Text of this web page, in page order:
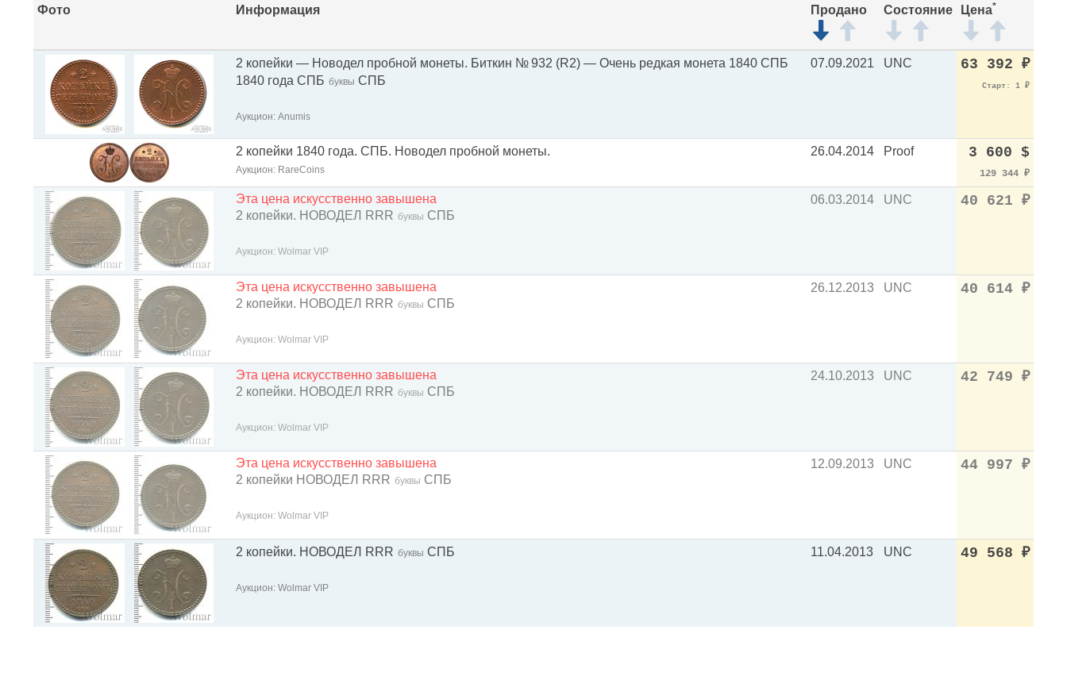
Фото Информация Продано Состояние Цена*
2 копейки — Новодел пробной монеты. Биткин № 932 (R2) — Очень редкая монета 1840 СПБ
1840 года СПБ буквы СПБ
Аукцион: Anumis
07.09.2021 UNC 63 392 ₽
Старт: 1 ₽
2 копейки 1840 года. СПБ. Новодел пробной монеты.
Аукцион: RareCoins
26.04.2014 Proof 3 600 $
129 344 ₽
Эта цена искусственно завышена
2 копейки. НОВОДЕЛ RRR буквы СПБ
Аукцион: Wolmar VIP
06.03.2014 UNC 40 621 ₽
Эта цена искусственно завышена
2 копейки. НОВОДЕЛ RRR буквы СПБ
Аукцион: Wolmar VIP
26.12.2013 UNC 40 614 ₽
Эта цена искусственно завышена
2 копейки. НОВОДЕЛ RRR буквы СПБ
Аукцион: Wolmar VIP
24.10.2013 UNC 42 749 ₽
Эта цена искусственно завышена
2 копейки НОВОДЕЛ RRR буквы СПБ
Аукцион: Wolmar VIP
12.09.2013 UNC 44 997 ₽
2 копейки. НОВОДЕЛ RRR буквы СПБ
Аукцион: Wolmar VIP
11.04.2013 UNC 49 568 ₽